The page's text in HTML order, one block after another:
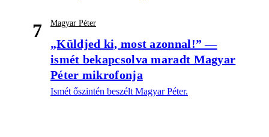
7 Magyar Péter
„Küldjed ki, most azonnal!” —
ismét bekapcsolva maradt Magyar
Péter mikrofonja
Ismét őszintén beszélt Magyar Péter.